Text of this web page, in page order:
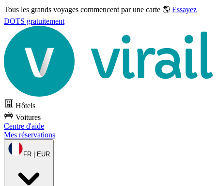
Tous les grands voyages commencent par une carte 🌎 Essayez
DOTS gratuitement
Hôtels
Voitures
Centre d'aide
Mes réservations
FR | EUR